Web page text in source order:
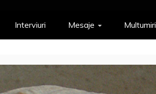
Interviuri Mesaje Multumiri